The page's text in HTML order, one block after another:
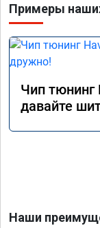
Примеры
Чип тюнинг
давайте
Наши